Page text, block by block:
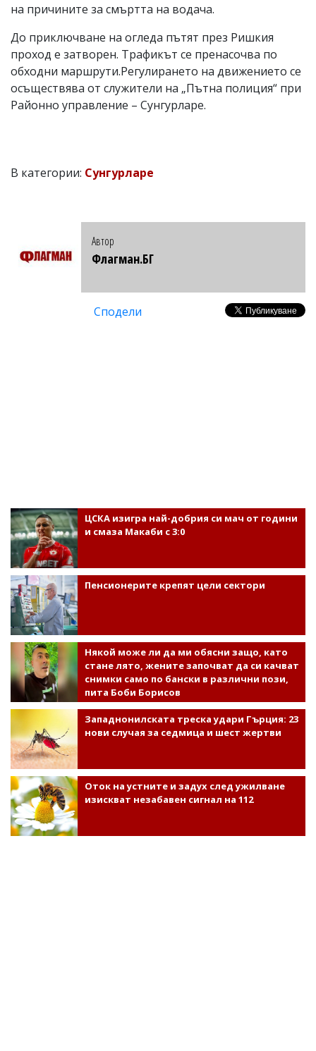
на причините за смъртта на водача.
До приключване на огледа пътят през Ришкия
проход е затворен. Трафикът се пренасочва по
обходни маршрути.Регулирането на движението се
осъществява от служители на „Пътна полиция“ при
Районно управление – Сунгурларе.
В категории: Сунгурларе
Автор
Флагман.БГ
Сподели
ЦСКА изигра най-добрия си мач от години
и смаза Макаби с 3:0
Пенсионерите крепят цели сектори
Някой може ли да ми обясни защо, като
стане лято, жените започват да си качват
снимки само по бански в различни пози,
пита Боби Борисов
Западнонилската треска удари Гърция: 23
нови случая за седмица и шест жертви
Оток на устните и задух след ужилване
изискват незабавен сигнал на 112